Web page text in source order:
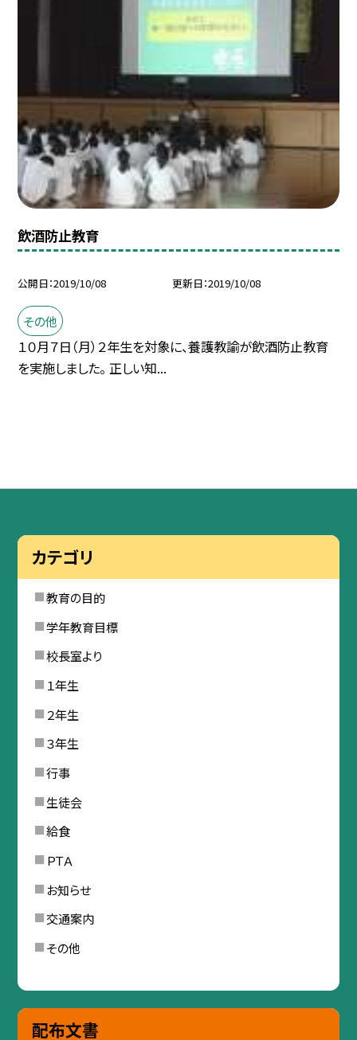
飲酒防止教育
公開日 2019/10/08 更新日 2019/10/08
その他
１０月７日（月）２年生を対象に、養護教諭が飲酒防止教育
を実施しました。 正しい知...
カテゴリ
教育の目的
学年教育目標
校長室より
１年生
２年生
３年生
行事
生徒会
給食
ＰＴＡ
お知らせ
交通案内
その他
配布文書